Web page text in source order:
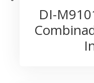
DI-